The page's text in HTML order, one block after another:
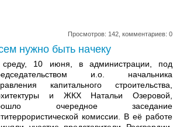
Просмотров: 142, комментариев: 0
нужно быть начеку
10 июня, в администрации, под
и.о. начальника
капитального строительства,
и ЖКХ Натальи Озеровой,
очередное заседание
комиссии. В её работе